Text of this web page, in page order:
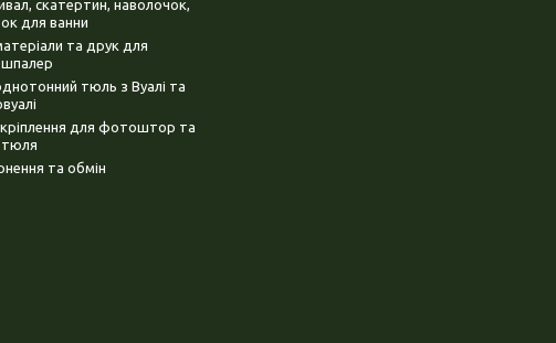
скатертин, наволочок,
для ванни
та друк для
тюль з Вуалі та
для фотоштор та
та обмін